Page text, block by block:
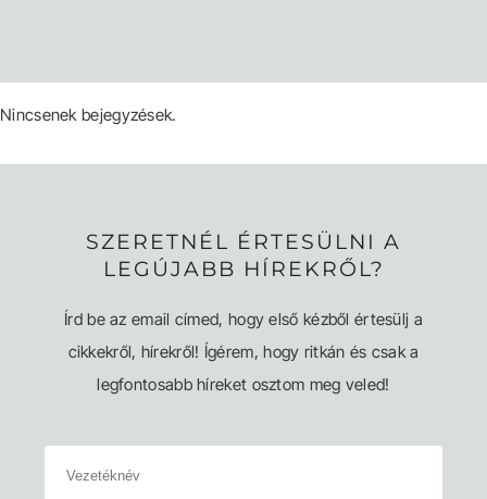
Nincsenek bejegyzések.
SZERETNÉL ÉRTESÜLNI A
LEGÚJABB HÍREKRŐL?
Írd be az email címed, hogy első kézből értesülj a
cikkekről, hírekről! Ígérem, hogy ritkán és csak a
legfontosabb híreket osztom meg veled!